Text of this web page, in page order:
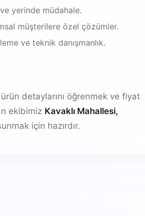
yerinde müdahale.
müşterilere özel çözümler.
ve teknik danışmanlık.
detaylarını öğrenmek ve fiyat
ekibimiz Kavaklı Mahallesi,
için hazırdır.